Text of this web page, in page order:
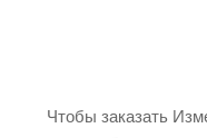
Чтобы заказать